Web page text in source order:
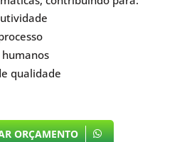
qualidade
ORÇAMENTO